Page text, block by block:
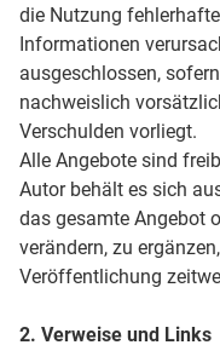
die Nutzung
Informationen
ausgeschlossen,
nachweislich
Verschulden vorliegt.
Alle Angebote sind
Autor behält es sich
das gesamte Angebot
verändern, zu
Veröffentlichung
2. Verweise und Links